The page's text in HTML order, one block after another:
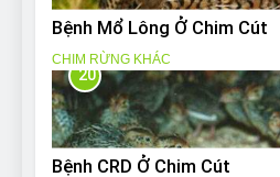
Bệnh Mổ Lông Ở Chim Cút
CHIM RỪNG KHÁC
20
Bệnh CRD Ở Chim Cút